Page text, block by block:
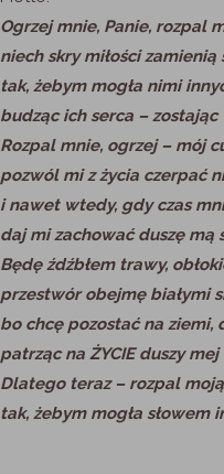
Ogrzej mnie, Panie, rozpal
niech skry miłości zamienią
tak, żebym mogła nimi
budząc ich serca – zostając
Rozpal mnie, ogrzej – mój
pozwól mi z życia czerpać
i nawet wtedy, gdy czas
daj mi zachować duszę mą
Będę źdźbłem trawy,
przestwór obejmę białymi
bo chcę pozostać na ziemi,
patrząc na ŻYCIE duszy mej
Dlatego teraz – rozpal
tak, żebym mogła słowem